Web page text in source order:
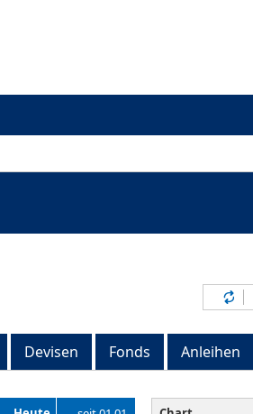
Devisen Fonds Anleihen